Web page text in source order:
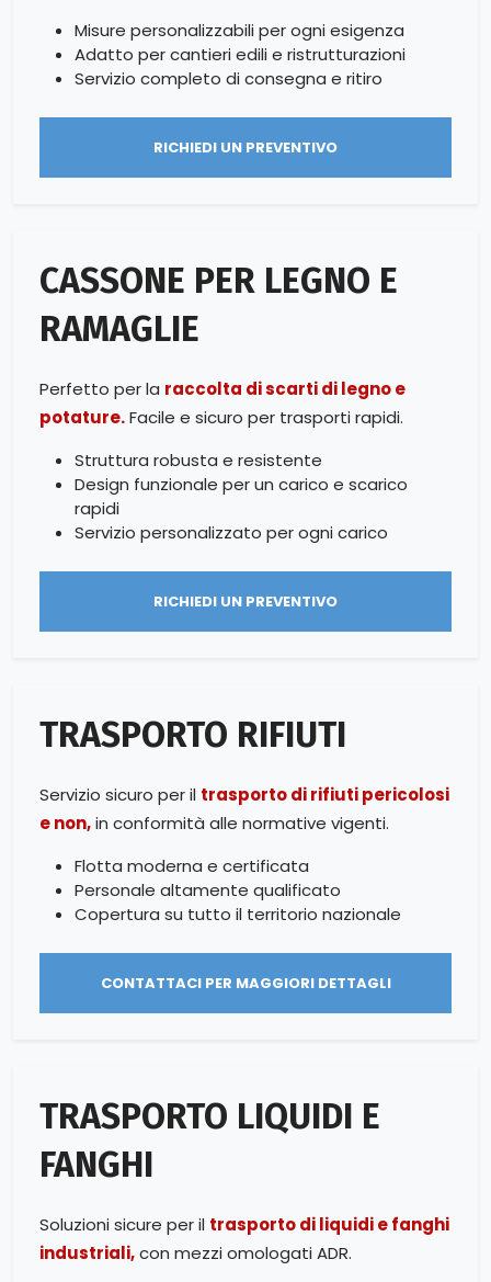
Misure personalizzabili per ogni esigenza
Adatto per cantieri edili e ristrutturazioni
Servizio completo di consegna e ritiro
RICHIEDI UN PREVENTIVO
CASSONE PER LEGNO E
RAMAGLIE
Perfetto per la raccolta di scarti di legno e
potature.Facile e sicuro per trasporti rapidi.
Struttura robusta e resistente
Design funzionale per un carico e scarico
rapidi
Servizio personalizzato per ogni carico
RICHIEDI UN PREVENTIVO
TRASPORTO RIFIUTI
Servizio sicuro per il trasporto di rifiuti pericolosi
e non,in conformità alle normative vigenti.
Flotta moderna e certificata
Personale altamente qualificato
Copertura su tutto il territorio nazionale
CONTATTACI PER MAGGIORI DETTAGLI
TRASPORTO LIQUIDI E
FANGHI
Soluzioni sicure per il trasporto di liquidi e fanghi
industriali,con mezzi omologati ADR.